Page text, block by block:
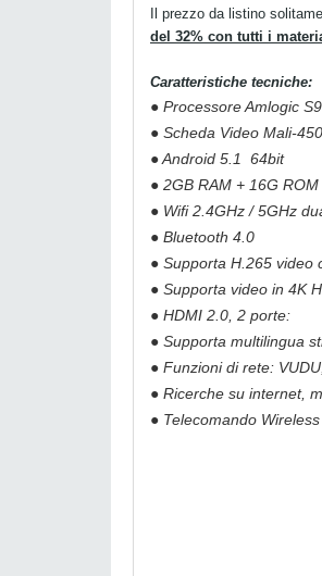
Il prezzo da listino
del 32% con tutti i
Caratteristiche tecniche:
● Processore Amlogic
● Scheda Video Mali-450
● Android 5.1
64bit
● 2GB RAM + 16G ROM
● Wifi 2.4GHz / 5GHz
● Bluetooth 4.0
● Supporta H.265 video
● Supporta video in 4K
● HDMI 2.0, 2 porte:
● Supporta multilingua
● Funzioni di rete:
● Ricerche su internet,
● Telecomando Wireless